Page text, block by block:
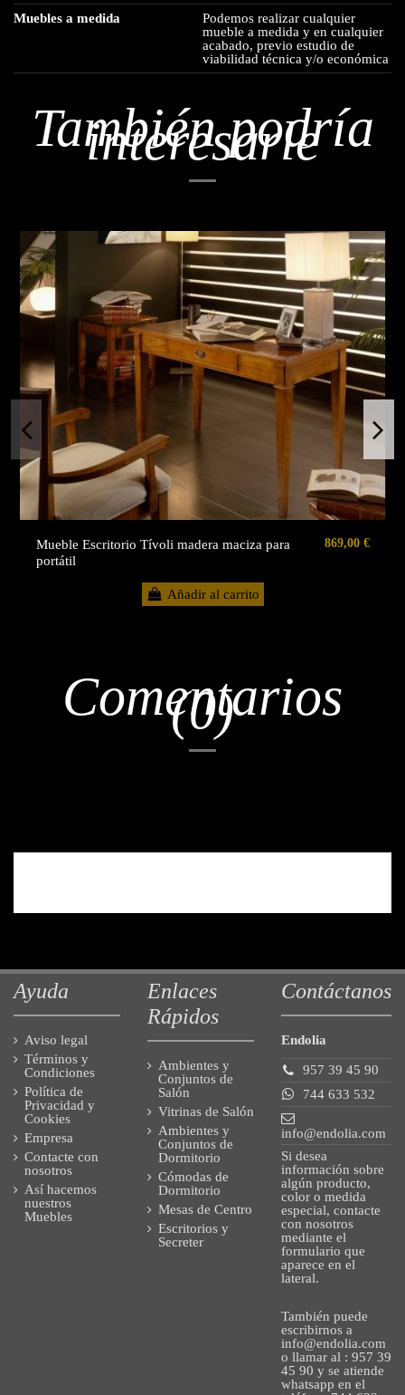
Muebles a medida
Podemos realizar cualquier
mueble a medida y en cualquier
acabado, previo estudio de
viabilidad técnica y/o económica
También podría
interesarle
Mueble Escritorio Tívoli madera maciza para
portátil
869,00 €
Añadir al carrito
Comentarios
(0)
Ayuda
Aviso legal
Términos y
Condiciones
Política de
Privacidad y
Cookies
Empresa
Contacte con
nosotros
Así hacemos
nuestros
Muebles
Enlaces
Rápidos
Ambientes y
Conjuntos de
Salón
Vitrinas de Salón
Ambientes y
Conjuntos de
Dormitorio
Cómodas de
Dormitorio
Mesas de Centro
Escritorios y
Secreter
Contáctanos
Endolia
957 39 45 90
744 633 532
info@endolia.com
Si desea
información sobre
algún producto,
color o medida
especial, contacte
con nosotros
mediante el
formulario que
aparece en el
lateral.
También puede
escribirnos a
info@endolia.com
o llamar al : 957 39
45 90 y se atiende
whatsapp en el